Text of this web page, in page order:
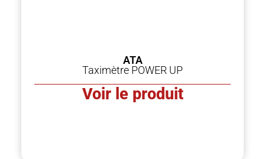
ATA
Taximètre POWER UP
Voir le produit